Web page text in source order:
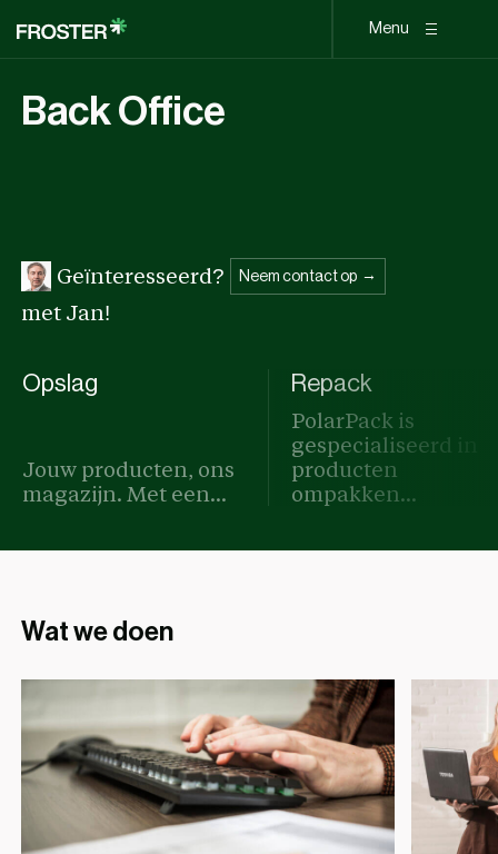
Menu
Back Office
Geïnteresseerd? Neem contact op
met Jan!
Opslag
Jouw producten, ons
magazijn. Met een...
Repack
PolarPack is
gespecialiseerd in
producten
ompakken...
Wat we doen